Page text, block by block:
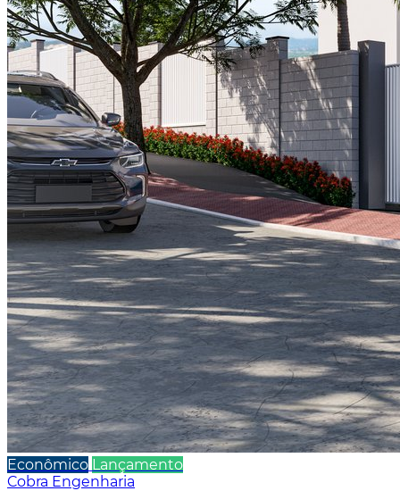
Econômico Lançamento
Cobra Engenharia